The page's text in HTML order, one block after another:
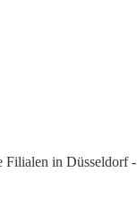
Filialen in Düsseldorf -